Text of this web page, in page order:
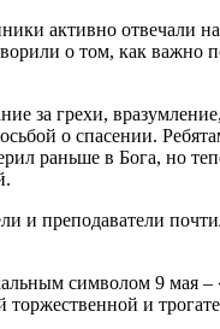
активно отвечали
о том, как важно
за грехи,
о спасении.
раньше в Бога, но
и преподаватели
символом 9
и